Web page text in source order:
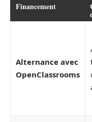
Financement
Alternance avec
OpenClassrooms